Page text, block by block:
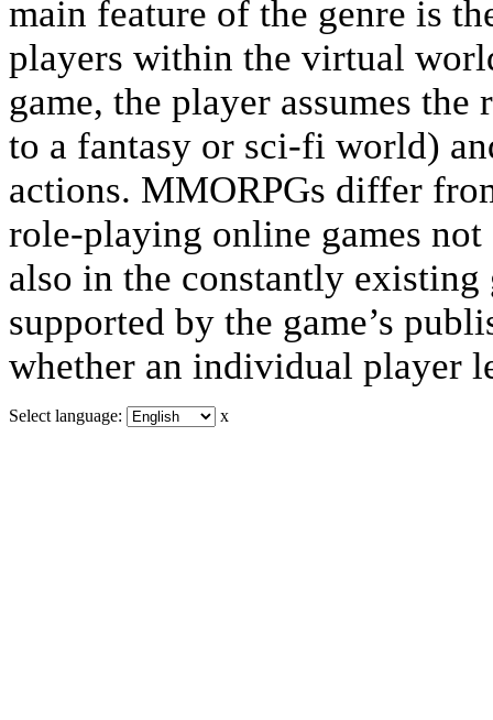
main feature of the genre is
players within the virtual
game, the player assumes
to a fantasy or sci-fi world)
actions. MMORPGs differ
role-playing online games
also in the constantly
supported by the game’s
whether an individual player
Select language: x